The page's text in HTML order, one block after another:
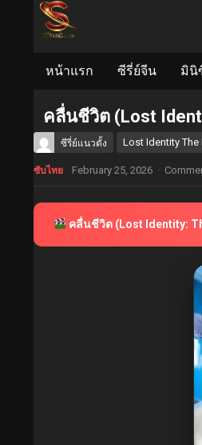
หน้าแรก ซีรี่ย์จีน มินิ
คลื่นชีวิต (Lost
ซีรี่ย์แนวตั้ง Lost Identity The
ซับไทย February 25, 2026 ·
คลื่นชีวิต (Lost Identity: